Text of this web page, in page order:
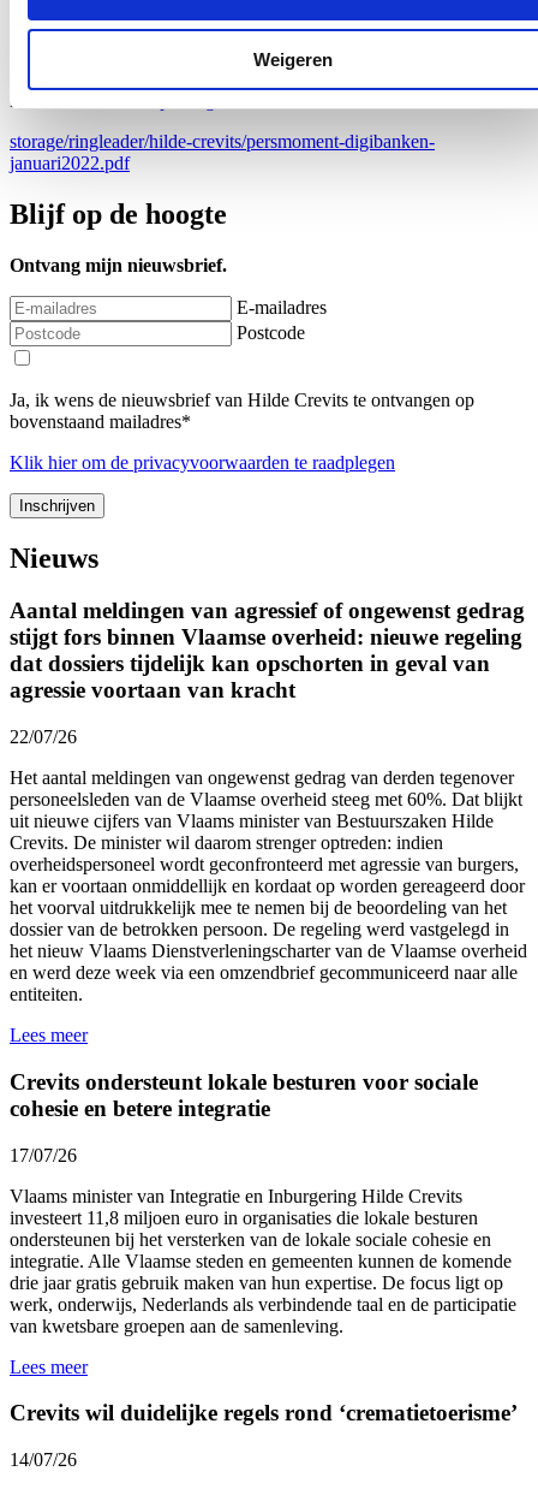
Weigeren
digitaal te versterken door de realisatie van 100 lokale digibanken
verspreid over heel Vlaanderen. In totaal is een budget van 50
Meer informatie:
storage/ringleader/hilde-crevits/persmoment-digibanken-
januari2022.pdf
Blijf op de hoogte
Ontvang mijn nieuwsbrief.
E-mailadres
Postcode
Ja, ik wens de nieuwsbrief van Hilde Crevits te ontvangen op
bovenstaand mailadres*
Klik hierom de privacyvoorwaarden te raadplegen
Nieuws
Aantal meldingen van agressief of ongewenst gedrag
stijgt fors binnen Vlaamse overheid: nieuwe regeling
dat dossiers tijdelijk kan opschorten in geval van
agressie voortaan van kracht
22/07/26
Het aantal meldingen van ongewenst gedrag van derden tegenover
personeelsleden van de Vlaamse overheid steeg met 60%. Dat blijkt
uit nieuwe cijfers van Vlaams minister van Bestuurszaken Hilde
Crevits. De minister wil daarom strenger optreden: indien
overheidspersoneel wordt geconfronteerd met agressie van burgers,
kan er voortaan onmiddellijk en kordaat op worden gereageerd door
het voorval uitdrukkelijk mee te nemen bij de beoordeling van het
dossier van de betrokken persoon. De regeling werd vastgelegd in
het nieuw Vlaams Dienstverleningscharter van de Vlaamse overheid
en werd deze week via een omzendbrief gecommuniceerd naar alle
entiteiten.
Lees meer
Crevits ondersteunt lokale besturen voor sociale
cohesie en betere integratie
17/07/26
Vlaams minister van Integratie en Inburgering Hilde Crevits
investeert 11,8 miljoen euro in organisaties die lokale besturen
ondersteunen bij het versterken van de lokale sociale cohesie en
integratie. Alle Vlaamse steden en gemeenten kunnen de komende
drie jaar gratis gebruik maken van hun expertise. De focus ligt op
werk, onderwijs, Nederlands als verbindende taal en de participatie
van kwetsbare groepen aan de samenleving.
Lees meer
Crevits wil duidelijke regels rond ‘crematietoerisme’
14/07/26